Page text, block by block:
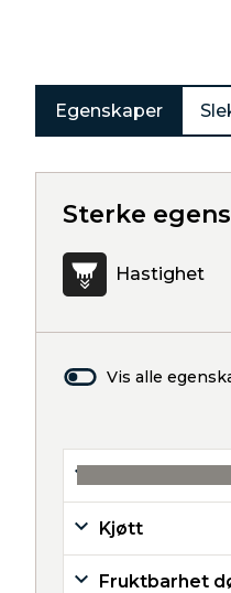
Egenskaper
Sterke
Hastighet
Vis alle
Kjøtt
Fruktbarhet